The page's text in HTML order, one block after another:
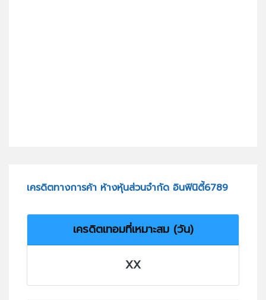
เครดิตทางการค้า ห้างหุ้นส่วนจำกัด อินฟินิตี้6789
เครดิตเทอมที่เหมาะสม (วัน)
XX